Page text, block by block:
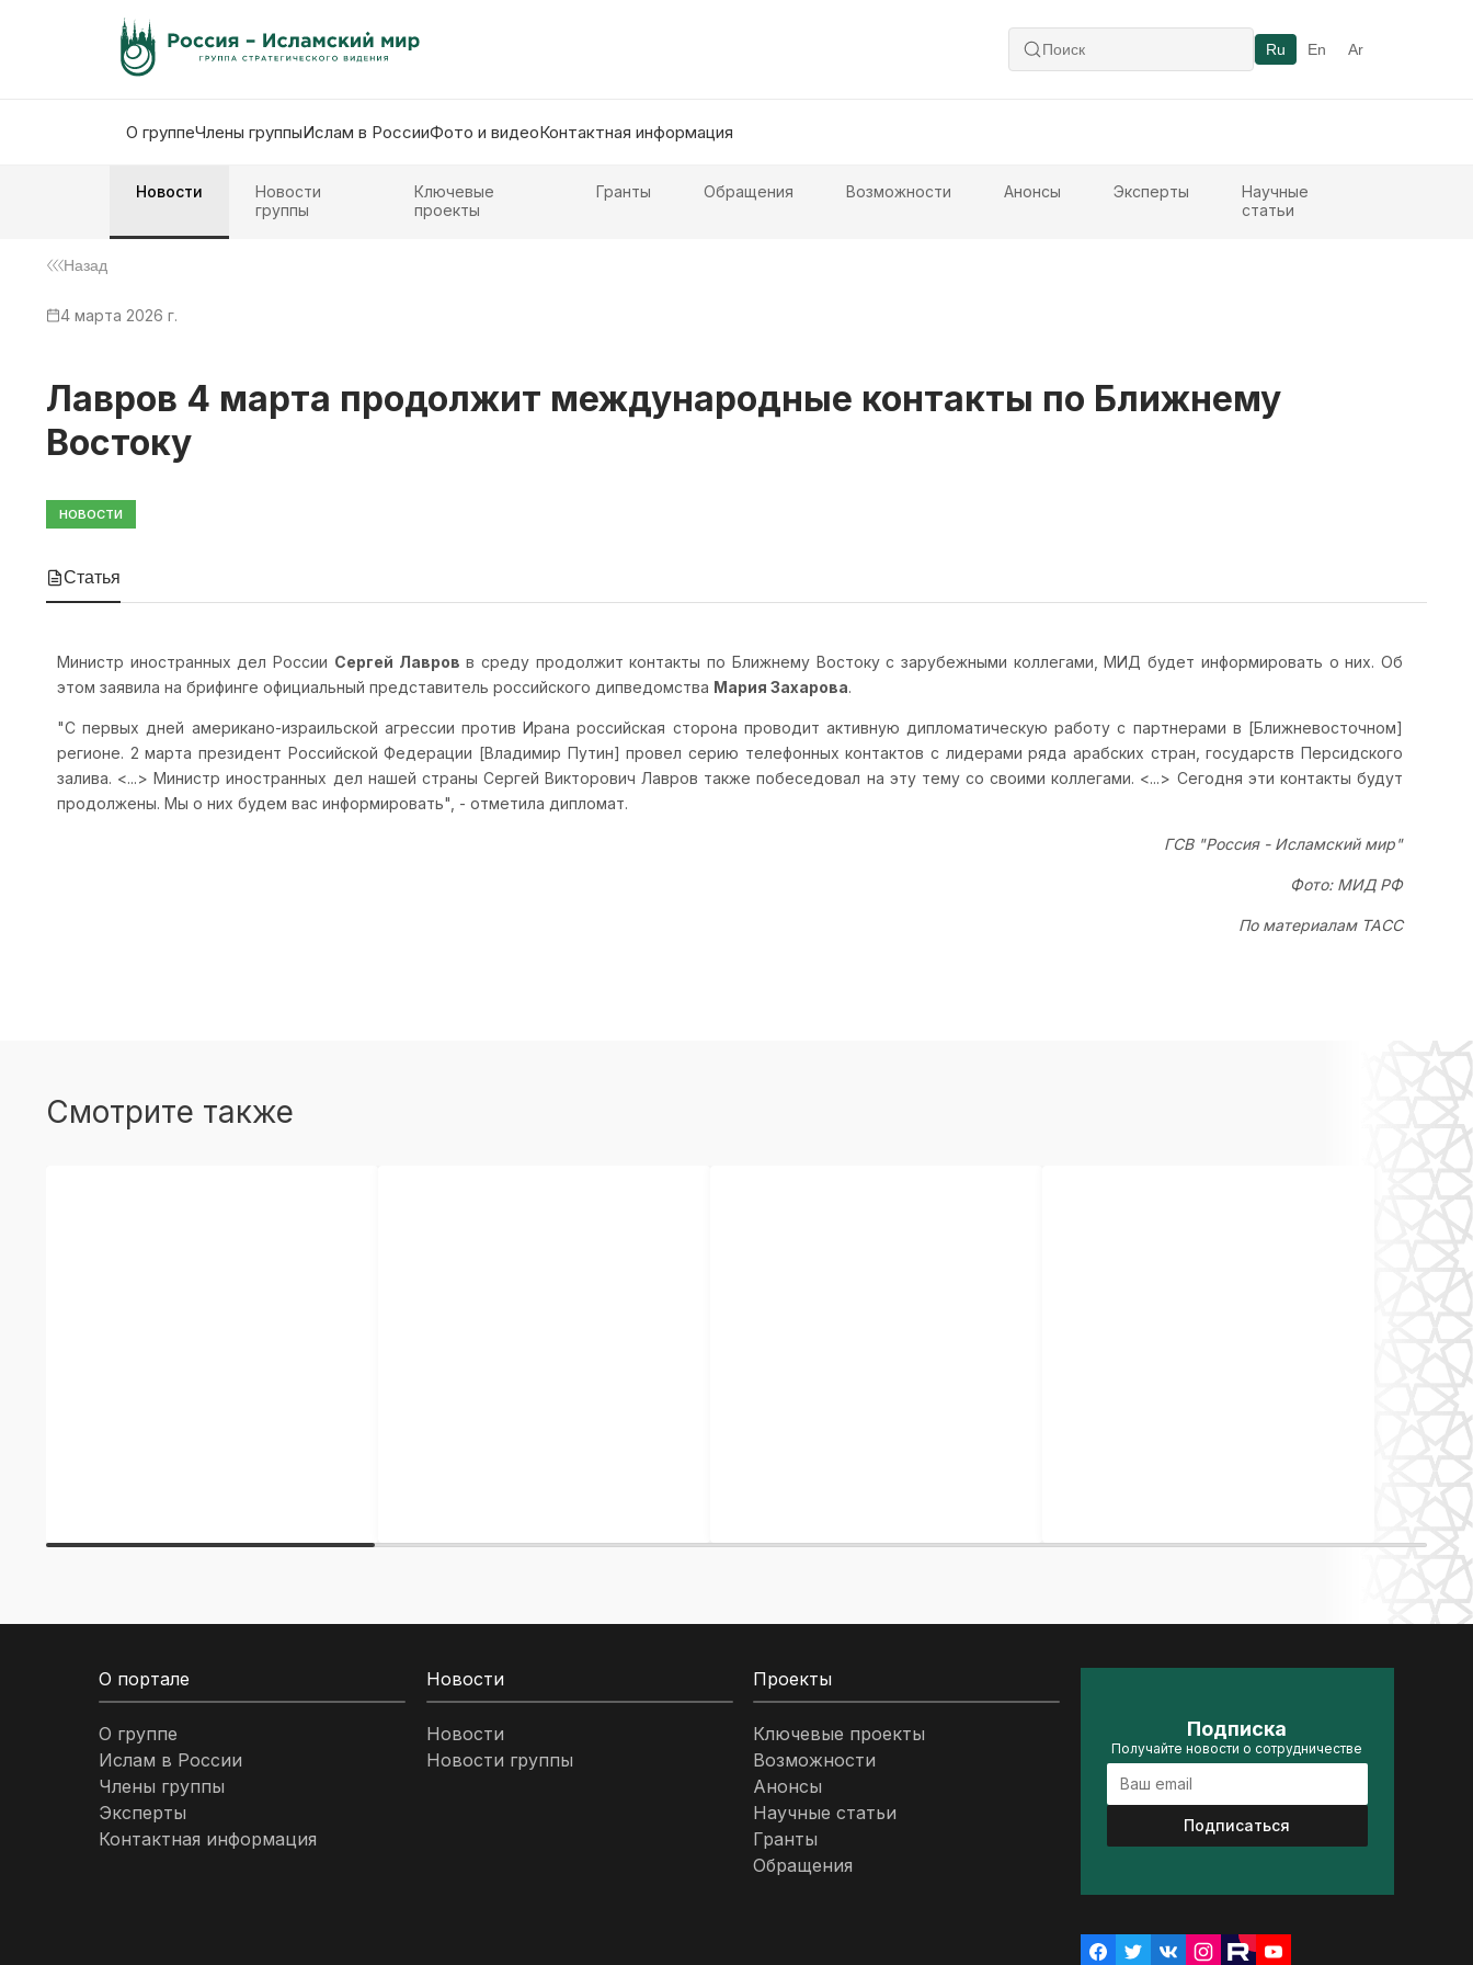
Ru En Ar
О группеЧлены группыИслам в РоссииФото и видеоКонтактная информация
Новости
Новости
группы
Ключевые
проекты
Гранты Обращения Возможности Анонсы Эксперты
Научные
статьи
Назад
4 марта 2026 г.
Лавров 4 марта продолжит международные контакты по Ближнему
Востоку
НОВОСТИ
Статья
Министр иностранных дел России Сергей Лавров в среду продолжит контакты по Ближнему Востоку с зарубежными коллегами, МИД будет информировать о них. Об
этом заявила на брифинге официальный представитель российского дипведомства Мария Захарова.
"С первых дней американо-израильской агрессии против Ирана российская сторона проводит активную дипломатическую работу с партнерами в [Ближневосточном]
регионе. 2 марта президент Российской Федерации [Владимир Путин] провел серию телефонных контактов с лидерами ряда арабских стран, государств Персидского
залива. <...> Министр иностранных дел нашей страны Сергей Викторович Лавров также побеседовал на эту тему со своими коллегами. <...> Сегодня эти контакты будут
продолжены. Мы о них будем вас информировать", - отметила дипломат.
ГСВ "Россия - Исламский мир"
Фото: МИД РФ
По материалам ТАСС
Смотрите также
О портале
О группе
Ислам в России
Члены группы
Эксперты
Контактная информация
Новости
Новости
Новости группы
Проекты
Ключевые проекты
Возможности
Анонсы
Научные статьи
Гранты
Обращения
Подписка
Получайте новости о сотрудничестве
Подписаться